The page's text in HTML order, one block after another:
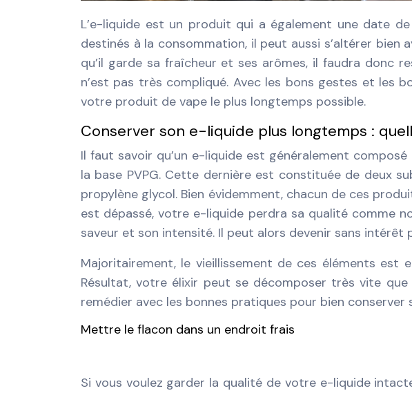
L’e-liquide est un produit qui a également une date
destinés à la consommation, il peut aussi s’altérer bien
qu’il garde sa fraîcheur et ses arômes, il faudra donc
n’est pas très compliqué. Avec les bons gestes et les
votre produit de vape le plus longtemps possible.
Conserver son e-liquide plus longtemps :
Il faut savoir qu’un e-liquide est généralement
la base PVPG. Cette dernière est constituée de deux
propylène glycol. Bien évidemment, chacun de ces
est dépassé, votre e-liquide perdra sa qualité comme
saveur et son intensité. Il peut alors devenir sans intérêt
Majoritairement, le vieillissement de ces éléments est
Résultat, votre élixir peut se décomposer très vite
remédier avec les bonnes pratiques pour bien conserver
Mettre le flacon dans un endroit frais
Si vous voulez garder la qualité de votre e-liquide